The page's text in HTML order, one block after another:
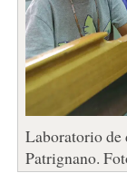
Laboratorio de
Patrignano.